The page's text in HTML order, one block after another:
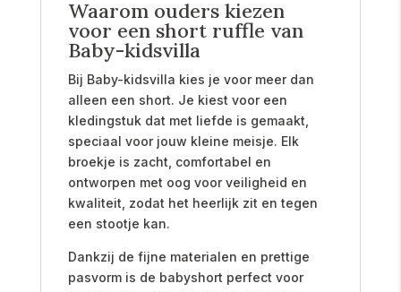
Waarom ouders kiezen
voor een short ruffle van
Baby-kidsvilla
Bij Baby-kidsvilla kies je voor meer dan
alleen een short. Je kiest voor een
kledingstuk dat met liefde is gemaakt,
speciaal voor jouw kleine meisje. Elk
broekje is zacht, comfortabel en
ontworpen met oog voor veiligheid en
kwaliteit, zodat het heerlijk zit en tegen
een stootje kan.
Dankzij de fijne materialen en prettige
pasvorm is de babyshort perfect voor